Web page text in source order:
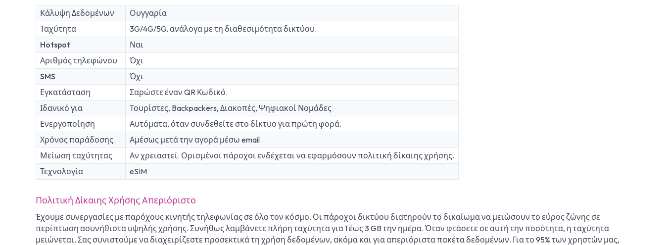
Κάλυψη Δεδομένων
Ουγγαρία
Ταχύτητα
3G/4G/5G, ανάλογα με τη διαθεσιμότητα δικτύου.
Hotspot
Ναι
Αριθμός τηλεφώνου
Όχι
SMS
Όχι
Εγκατάσταση
Σαρώστε έναν QR Κωδικό.
Ιδανικό για
Τουρίστες, Backpackers, Διακοπές, Ψηφιακοί Νομάδες
Ενεργοποίηση
Αυτόματα, όταν συνδεθείτε στο δίκτυο για πρώτη φορά.
Χρόνος παράδοσης
Αμέσως μετά την αγορά μέσω email.
Μείωση ταχύτητας
Αν χρειαστεί. Ορισμένοι πάροχοι ενδέχεται να εφαρμόσουν πολιτική δίκαιης χρήσης.
Τεχνολογία
eSIM
Πολιτική Δίκαιης Χρήσης Απεριόριστο
Έχουμε συνεργασίες με παρόχους κινητής τηλεφωνίας σε όλο τον κόσμο. Οι πάροχοι δικτύου διατηρούν το δικαίωμα να μειώσουν το εύρος ζώνης σε
περίπτωση ασυνήθιστα υψηλής χρήσης. Συνήθως λαμβάνετε πλήρη ταχύτητα για 1 έως 3 GB την ημέρα. Όταν φτάσετε σε αυτή την ποσότητα, η ταχύτητα
μειώνεται. Σας συνιστούμε να διαχειρίζεστε προσεκτικά τη χρήση δεδομένων, ακόμα και για απεριόριστα πακέτα δεδομένων. Για το 95% των χρηστών μας,